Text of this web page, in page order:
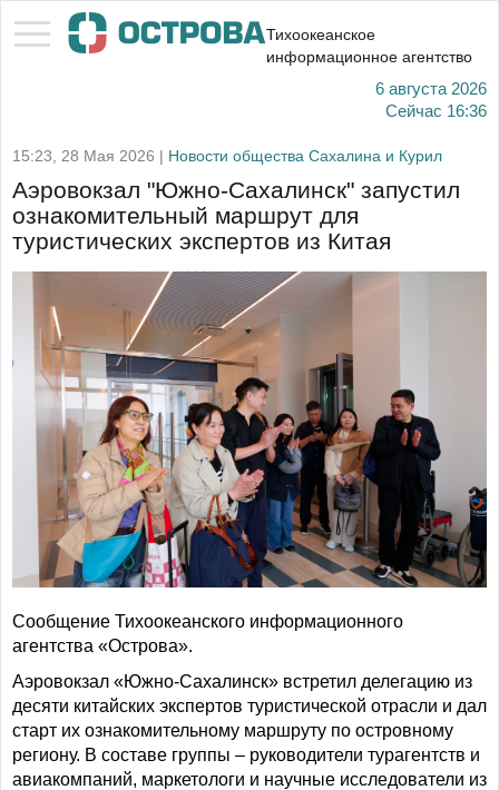
Тихоокеанское
информационное агентство
6 августа 2026
Сейчас 16:36
15:23, 28 Мая 2026 | Новости общества Сахалина и Курил
Аэровокзал "Южно-Сахалинск" запустил
ознакомительный маршрут для
туристических экспертов из Китая
Сообщение Тихоокеанского информационного
агентства «Острова».
Аэровокзал «Южно-Сахалинск» встретил делегацию из
десяти китайских экспертов туристической отрасли и дал
старт их ознакомительному маршруту по островному
региону. В составе группы – руководители турагентств и
авиакомпаний, маркетологи и научные исследователи из